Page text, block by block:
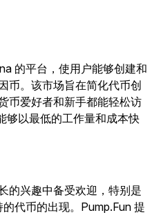
的平台，使用户能够创建和
币。该市场旨在简化代币创
币爱好者和新手都能轻松访
够以最低的工作量和成本快
的兴趣中备受欢迎，特别是
代币的出现。Pump.Fun 提